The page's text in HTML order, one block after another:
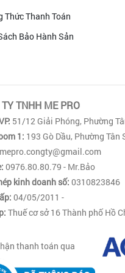
Thức Thanh Toán
Bảo Hành Sản
TY TNHH ME PRO
51/12 Giải Phóng, Phường
1: 193 Gò Dầu, Phường Tân
mepro.congty@gmail.com
0976.80.80.79 - Mr.Bảo
kinh doanh số: 0310823846
04/05/2011 -
Thuế cơ sở 16 Thành phố Hồ
thanh toán qua